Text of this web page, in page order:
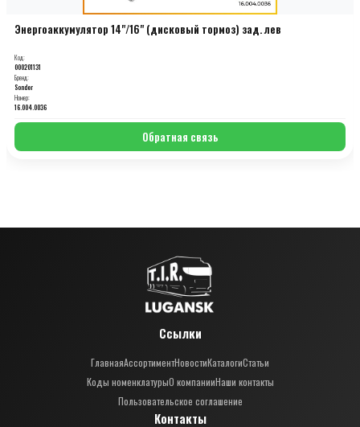
Энергоаккумулятор 14"/16" (дисковый тормоз) зад. лев
Код:
000201131
Бренд:
Sonder
Номер:
16.004.0036
Обратная связь
Ссылки
ГлавнаяАссортиментНовостиКаталогиСтатьи
Коды номенклатурыО компанииНаши контакты
Пользовательское соглашение
Контакты